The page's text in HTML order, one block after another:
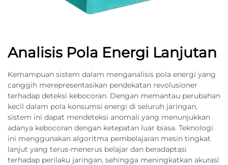
Analisis Pola Energi Lanjutan
Kemampuan sistem dalam menganalisis pola energi yang
canggih merepresentasikan pendekatan revolusioner
terhadap deteksi kebocoran. Dengan memantau perubahan
kecil dalam pola konsumsi energi di seluruh jaringan,
sistem ini dapat mendeteksi anomali yang menunjukkan
adanya kebocoran dengan ketepatan luar biasa. Teknologi
ini menggunakan algoritma pembelajaran mesin tingkat
lanjut yang terus-menerus belajar dan beradaptasi
terhadap perilaku jaringan, sehingga meningkatkan akurasi